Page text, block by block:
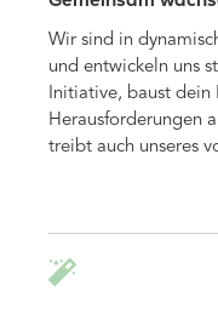
Wir sind in
und entwickeln uns
Initiative, baust dein
Herausforderungen
treibt auch unseres